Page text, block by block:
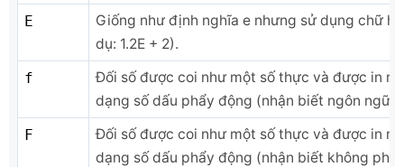
E
Giống như định nghĩa e nhưng sử dụng chữ
dụ: 1.2E + 2).
f
Đối số được coi như một số thực và được in ra
dạng số dấu phẩy động (nhận biết ngôn ngữ).
F
Đối số được coi như một số thực và được in ra
dạng số dấu phẩy động (nhận biết không